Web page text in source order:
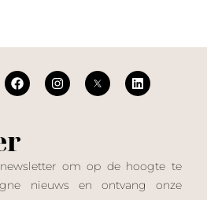
om op de hoogte te
nieuws en ontvang onze